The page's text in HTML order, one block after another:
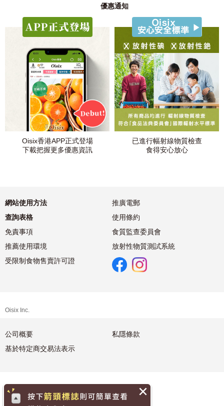
優惠通知
Oisix香港APP正式登場
下載把握更多優惠資訊
已進行幅射線物質檢查
食得安心放心
網站使用方法
推廣電郵
查詢表格
使用條約
免責事項
食質監查委員會
推薦使用環境
放射性物質測試系統
受限制食物售賣許可證
Oisix Inc.
公司概要
私隱條款
基於特定商交易法表示
繁體中文